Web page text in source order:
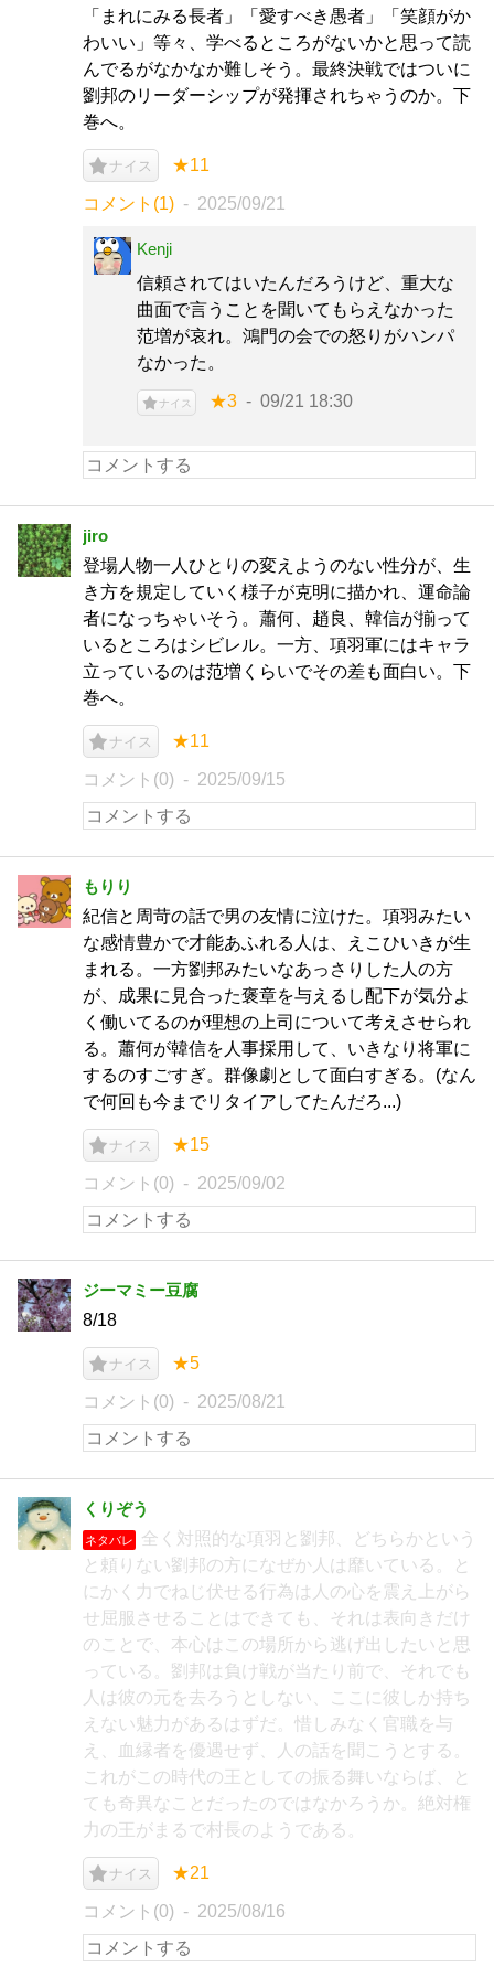
「まれにみる長者」「愛すべき愚者」「笑顔がか
わいい」等々、学べるところがないかと思って読
んでるがなかなか難しそう。最終決戦ではついに
劉邦のリーダーシップが発揮されちゃうのか。下
巻へ。
ナイス ★11
コメント(1) 2025/09/21
Kenji
信頼されてはいたんだろうけど、重大な
曲面で言うことを聞いてもらえなかった
范増が哀れ。鴻門の会での怒りがハンパ
なかった。
ナイス ★3 09/21 18:30
jiro
登場人物一人ひとりの変えようのない性分が、生
き方を規定していく様子が克明に描かれ、運命論
者になっちゃいそう。蕭何、趙良、韓信が揃って
いるところはシビレル。一方、項羽軍にはキャラ
立っているのは范増くらいでその差も面白い。下
巻へ。
ナイス ★11
コメント(0) 2025/09/15
もりり
紀信と周苛の話で男の友情に泣けた。項羽みたい
な感情豊かで才能あふれる人は、えこひいきが生
まれる。一方劉邦みたいなあっさりした人の方
が、成果に見合った褒章を与えるし配下が気分よ
く働いてるのが理想の上司について考えさせられ
る。蕭何が韓信を人事採用して、いきなり将軍に
するのすごすぎ。群像劇として面白すぎる。(なん
で何回も今までリタイアしてたんだろ...)
ナイス ★15
コメント(0) 2025/09/02
ジーマミー豆腐
8/18
ナイス ★5
コメント(0) 2025/08/21
くりぞう
ネタバレ
全く対照的な項羽と劉邦、どちらかという
と頼りない劉邦の方になぜか人は靡いている。と
にかく力でねじ伏せる行為は人の心を震え上がら
せ屈服させることはできても、それは表向きだけ
のことで、本心はこの場所から逃げ出したいと思
っている。劉邦は負け戦が当たり前で、それでも
人は彼の元を去ろうとしない、ここに彼しか持ち
えない魅力があるはずだ。惜しみなく官職を与
え、血縁者を優遇せず、人の話を聞こうとする。
これがこの時代の王としての振る舞いならば、と
ても奇異なことだったのではなかろうか。絶対権
力の王がまるで村長のようである。
ナイス ★21
コメント(0) 2025/08/16